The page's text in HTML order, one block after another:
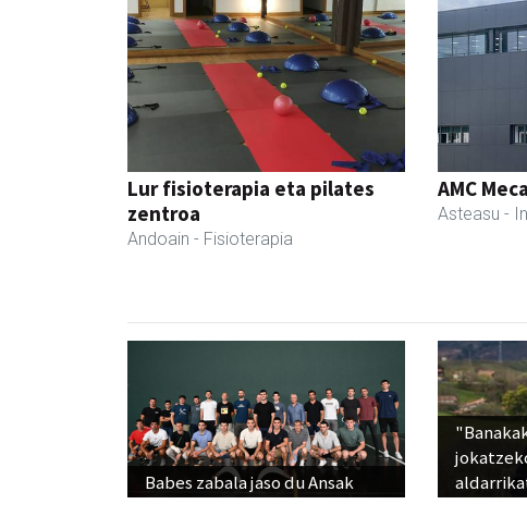
Lur fisioterapia eta pilates
zentroa
Andoain - Fisioterapia
AMC
Asteasu -
Babes zabala jaso du Ansak